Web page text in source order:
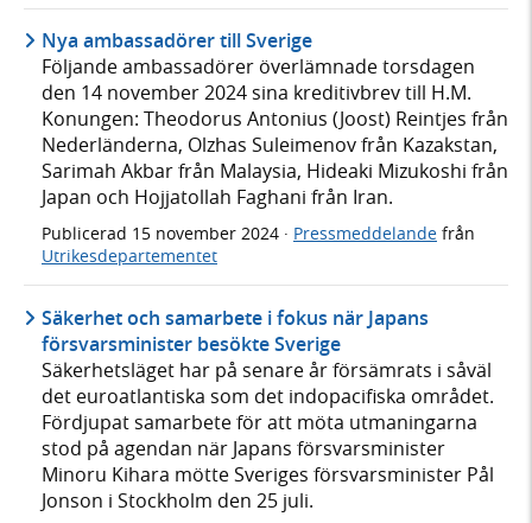
Nya ambassadörer till Sverige
Följande ambassadörer överlämnade torsdagen
den 14 november 2024 sina kreditivbrev till H.M.
Konungen: Theodorus Antonius (Joost) Reintjes från
Nederländerna, Olzhas Suleimenov från Kazakstan,
Sarimah Akbar från Malaysia, Hideaki Mizukoshi från
Japan och Hojjatollah Faghani från Iran.
Publicerad 15 november 2024 · Pressmeddelande från
Utrikesdepartementet
Säkerhet och samarbete i fokus när Japans
försvarsminister besökte Sverige
Säkerhetsläget har på senare år försämrats i såväl
det euroatlantiska som det indopacifiska området.
Fördjupat samarbete för att möta utmaningarna
stod på agendan när Japans försvarsminister
Minoru Kihara mötte Sveriges försvarsminister Pål
Jonson i Stockholm den 25 juli.